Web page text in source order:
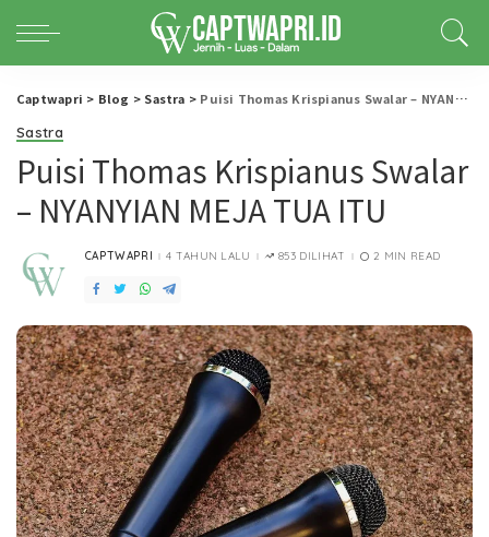
Captwapri > Blog > Sastra > Puisi Thomas Krispianus Swalar – NYANYIAN MEJA TUA ITU
Sastra
Puisi Thomas Krispianus Swalar
– NYANYIAN MEJA TUA ITU
POSTED
CAPTWAPRI 4 TAHUN LALU 853 DILIHAT 2 MIN READ